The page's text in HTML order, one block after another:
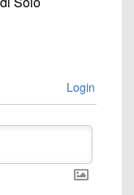
Login